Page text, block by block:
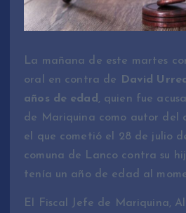
La mañana de este martes
oral en contra de
David
años de edad , quien fue
de Mariquina como autor del
el que cometió el 28 de julio
comuna de Lanco contra su
tenía un año de edad al
El Fiscal Jefe de Mariquina,